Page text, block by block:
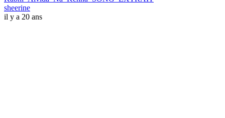
sheerine
il y a 20 ans